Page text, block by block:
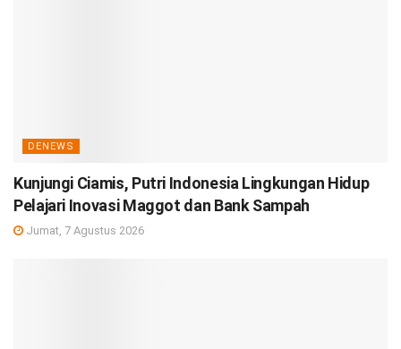
DENEWS
Kunjungi Ciamis, Putri Indonesia Lingkungan Hidup
Pelajari Inovasi Maggot dan Bank Sampah
Jumat, 7 Agustus 2026